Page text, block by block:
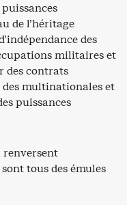
de l’héritage
des
militaires et
des contrats
multinationales et
puissances
renversent
tous des émules